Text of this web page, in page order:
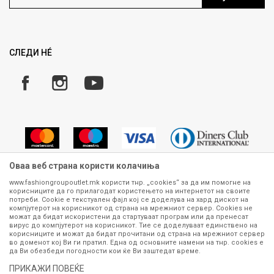
Замена и рефундација на производи
Плаќање
СЛЕДИ НÉ
Сите информации околу производите кои се изложени на нашата
онлајн продавница се стремиме да бидат конкретни, точни и прецизни,
меѓутоа не можеме да гарантираме дека се без ниту една грешка или
пак дека сите производи во моментот се достапни на залиха.
Фотографиите се најверодостојниот приказ на производот. Доколку
дојде до потреба за замена на производ или рефундација, процедурата
контактирајте не на телефонскиот број 070 275 363 или на е-
Оваа веб страна користи колачиња
www.fashiongroupoutlet.mk користи тнр. „cookies“ за да им помогне на
корисниците да го прилагодат користењето на интернетот на своите
потреби. Cookie е текстуален фајл кој се доделува на хард дискот на
компјутерот на корисникот од страна на мрежниот сервер. Cookies не
можат да бидат искористени да стартуваат програм или да пренесат
вирус до компјутерот на корисникот. Тие се доделуваат единствено на
корисниците и можат да бидат прочитани од страна на мрежниот сервер
во доменот кој Ви ги пратил. Една од основните намени на тнр. сookies е
да Ви обезбеди погодности кои ќе Ви заштедат време.
ПРИКАЖИ ПОВЕЌЕ